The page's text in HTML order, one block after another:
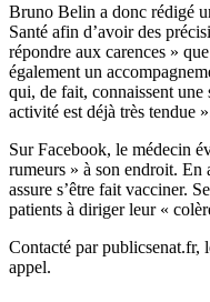
Bruno Belin a donc rédigé
Santé afin d’avoir des
répondre aux carences »
également un
qui, de fait, connaissent
activité est déjà très tendue
Sur Facebook, le médecin
rumeurs » à son endroit. En
assure s’être fait vacciner.
patients à diriger leur «
Contacté par publicsenat.fr,
appel.